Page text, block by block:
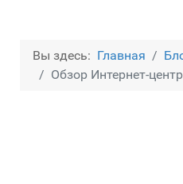
Вы здесь: Главная
Обзор Интернет-